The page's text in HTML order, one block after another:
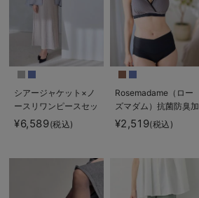
シアージャケット×ノ
ースリワンピースセッ
ト マタニティ・産後
【産後も長く着れる】
ズマダム）
¥6,589(税込)
Rosemadame（ロー
ズマダム）抗菌防臭加
工バイカラー授乳ブラ
¥2,519(税込)